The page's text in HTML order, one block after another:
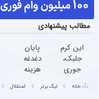
مطالب پیشنهادی
این کرم
جلبک،
جوری
صاف
پایان
دغدغه
هزینه
دندان
خانه لیگ برتر استقلال